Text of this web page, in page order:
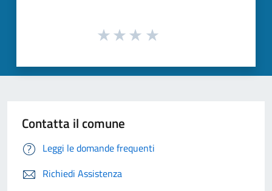
Contatta il comune
Leggi le domande frequenti
Richiedi Assistenza